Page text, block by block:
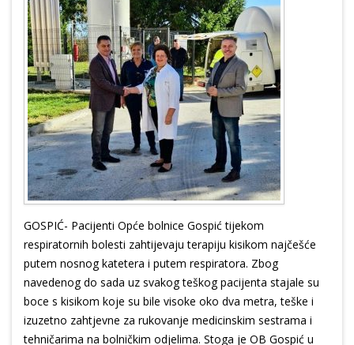
GOSPIĆ- Pacijenti Opće bolnice Gospić tijekom
respiratornih bolesti zahtijevaju terapiju kisikom najčešće
putem nosnog katetera i putem respiratora. Zbog
navedenog do sada uz svakog teškog pacijenta stajale su
boce s kisikom koje su bile visoke oko dva metra, teške i
izuzetno zahtjevne za rukovanje medicinskim sestrama i
tehničarima na bolničkim odjelima. Stoga je OB Gospić u